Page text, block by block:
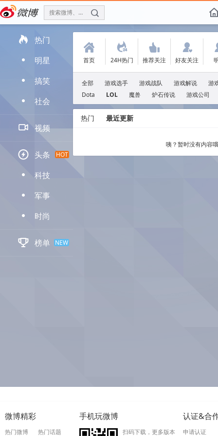
搜索微博、找人 f
 热门
D 明星
D 搞笑
D 社会
 视频
 头条 HOT
D 科技
D 军事
D 时尚
 榜单 NEW
(
首页
.
24H热门
'
推荐关注
:
好友关注
全部 游戏选手 游戏战队 游戏解说
游
Dota
LOL 魔兽 炉石传说 游戏公司
热门 最近更新
咦？暂时没有内容
微博精彩
热门微博 热门话题
手机玩微博
扫码下载，更多版本
认证&合
申请认证